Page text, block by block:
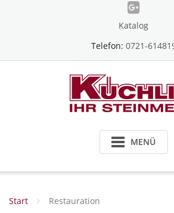
Katalog
Telefon: 0721-
MENÜ
Start Restauration